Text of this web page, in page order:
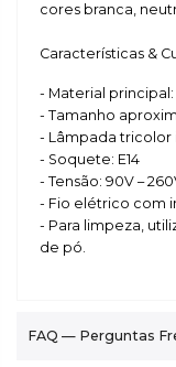
cores branca,
Características &
- Material
- Tamanho
- Lâmpada tricolor
- Soquete: E14
- Tensão: 90V –
- Fio elétrico com
- Para limpeza,
de pó.
FAQ — Perguntas